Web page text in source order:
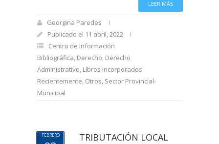
LEER MÁS
Georgina Paredes
Publicado el 11 abril, 2022
Centro de Información
Bibliográfica, Derecho, Derecho
Administrativo, Libros Incorporados
Recientemente, Otros, Sector Provincial-
Municipal
FEBRERO
TRIBUTACIÓN LOCAL